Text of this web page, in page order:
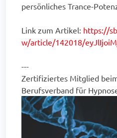
persönliches Trance-
Link zum Artikel: https://
w/article/142018/
---
Zertifiziertes Mitglied
Berufsverband für